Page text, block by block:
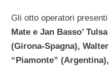
Gli otto operatori
Mate e Jan Basso’
(Girona-Spagna),
“Piamonte”